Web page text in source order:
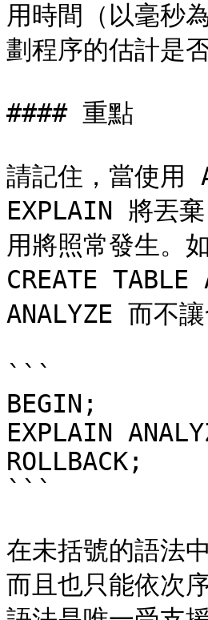
用時間（以毫秒
劃程序的估計是
#### 重點
請記住，當使用
EXPLAIN 將丟
用將照常發生。
CREATE
ANALYZE 而不
```
BEGIN;
EXPLAIN
ROLLBACK;
```
在未括號的語法
而且也只能依次